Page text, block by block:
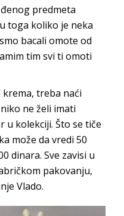
predmeta
toga koliko je neka
bacali omote od
tim svi ti omoti
krema, treba naći
ne želi imati
u kolekciji. Što se tiče
može da vredi 50
dinara. Sve zavisi u
pakovanju,
Vlado.